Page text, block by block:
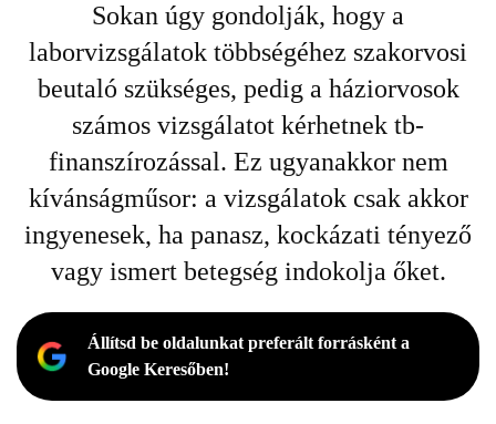
Sokan úgy gondolják, hogy a
laborvizsgálatok többségéhez szakorvosi
beutaló szükséges, pedig a háziorvosok
számos vizsgálatot kérhetnek tb-
finanszírozással. Ez ugyanakkor nem
kívánságműsor: a vizsgálatok csak akkor
ingyenesek, ha panasz, kockázati tényező
vagy ismert betegség indokolja őket.
Állítsd be oldalunkat preferált forrásként a
Google Keresőben!